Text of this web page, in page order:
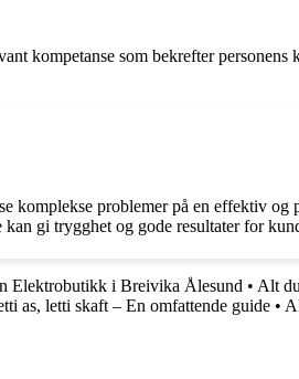
kompetanse som bekrefter personens
komplekse problemer på en effektiv og
gi trygghet og gode resultater for
Elektrobutikk i Breivika Ålesund • Alt
as, letti skaft – En omfattende guide •